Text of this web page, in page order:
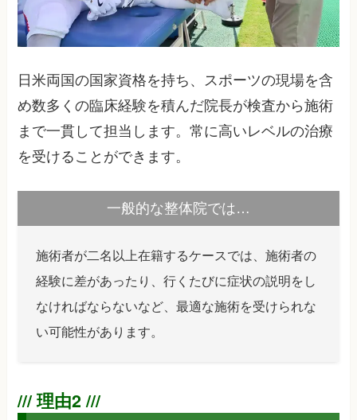
日米両国の国家資格を持ち、スポーツの現場を含
め数多くの臨床経験を積んだ院長が検査から施術
まで一貫して担当します。常に高いレベルの治療
を受けることができます。
一般的な整体院では…
施術者が二名以上在籍するケースでは、施術者の
経験に差があったり、行くたびに症状の説明をし
なければならないなど、最適な施術を受けられな
い可能性があります。